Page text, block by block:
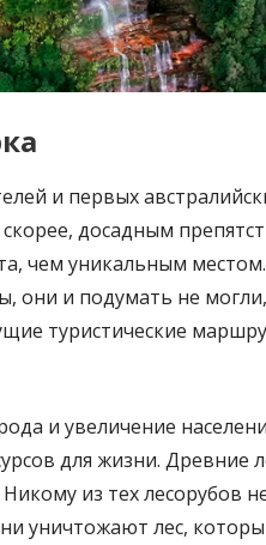
и первых
досадным
чем уникальным
они и подумать не
туристические
и увеличение
для жизни. Древние
из тех лесорубов
уничтожают лес,